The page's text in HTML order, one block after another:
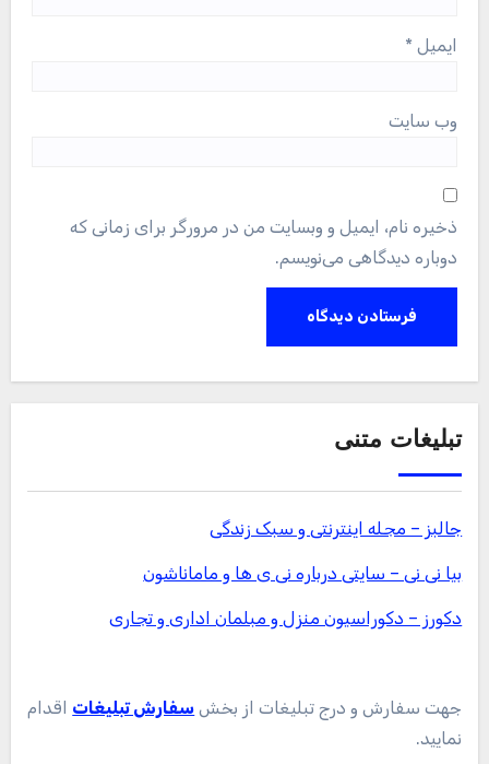
ایمیل *
وب‌ سایت
ذخیره نام، ایمیل و وبسایت من در مرورگر برای زمانی که
دوباره دیدگاهی می‌نویسم.
تبلیغات متنی
جالبز – مجله اینترنتی و سبک زندگی
بیا نی نی – سایتی درباره نی ی ها و ماماناشون
دکورز – دکوراسیون منزل و مبلمان اداری و تجاری
جهت سفارش و درج تبلیغات از بخش سفارش تبلیغات اقدام
نمایید.